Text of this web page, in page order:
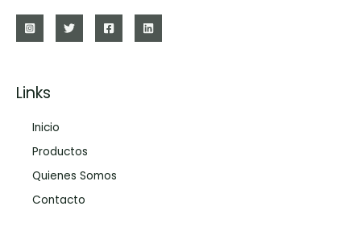
Links
Inicio
Productos
Quienes Somos
Contacto